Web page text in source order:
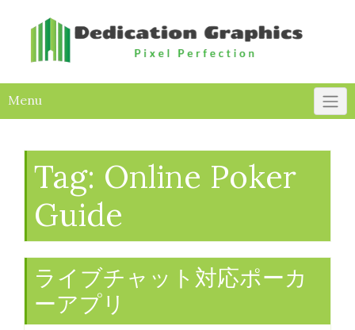
Menu
Tag: Online Poker
Guide
ライブチャット対応ポーカ
ーアプリ